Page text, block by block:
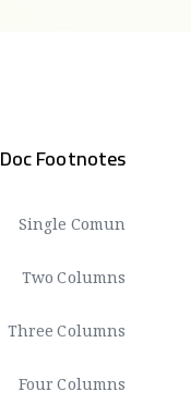
Doc Footnotes
Single Comun
Two Columns
Three Columns
Four Columns